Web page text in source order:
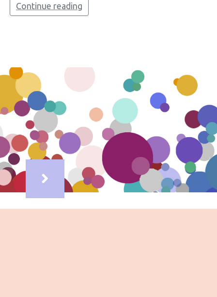
Continue reading
ΕΠΙΔΕΡΜΙΑ